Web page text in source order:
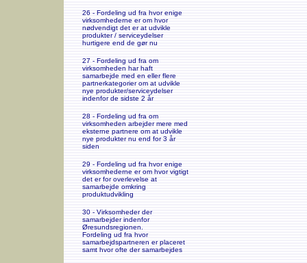
26 - Fordeling ud fra hvor enige
virksomhederne er om hvor
nødvendigt det er at udvikle
produkter / serviceydelser
hurtigere end de gør nu
27 - Fordeling ud fra om
virksomheden har haft
samarbejde med en eller flere
partnerkategorier om at udvikle
nye produkter/serviceydelser
indenfor de sidste 2 år
28 - Fordeling ud fra om
virksomheden arbejder mere med
eksterne partnere om at udvikle
nye produkter nu end for 3 år
siden
29 - Fordeling ud fra hvor enige
virksomhederne er om hvor vigtigt
det er for overlevelse at
samarbejde omkring
produktudvikling
30 - Virksomheder der
samarbejder indenfor
Øresundsregionen.
Fordeling ud fra hvor
samarbejdspartneren er placeret
samt hvor ofte der samarbejdes